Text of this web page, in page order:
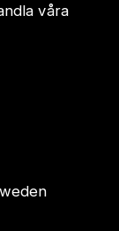
våra